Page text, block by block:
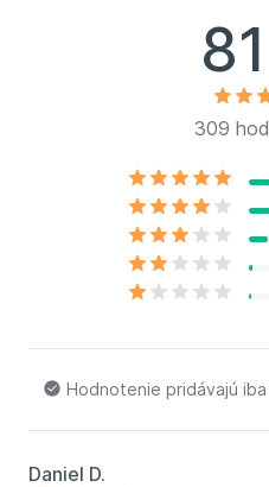
309
Hodnotenie pridávajú
Daniel D.